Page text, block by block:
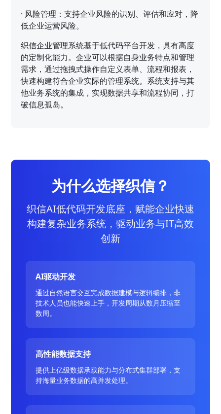
· 风险管理：支持企业风险的识别、评估和应对，降
低企业运营风险。
织信企业管理系统基于低代码平台开发，具有高度
的定制化能力。企业可以根据自身业务特点和管理
需求，通过拖拽式操作自定义表单、流程和报表，
快速构建符合企业实际的管理系统。系统支持与其
他业务系统的集成，实现数据共享和流程协同，打
破信息孤岛。
为什么选择织信？
织信AI低代码开发底座，赋能企业快速
构建复杂业务系统，驱动业务与IT高效
创新
AI驱动开发
通过自然语言交互完成数据建模与逻辑编排，非
技术人员也能快速上手，开发周期从数月压缩至
数周。
高性能数据支持
提供上亿级数据承载能力与分布式集群部署，支
持海量业务数据的高并发处理。